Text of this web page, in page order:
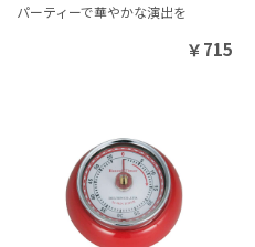
パーティーで華やかな演出を
￥715